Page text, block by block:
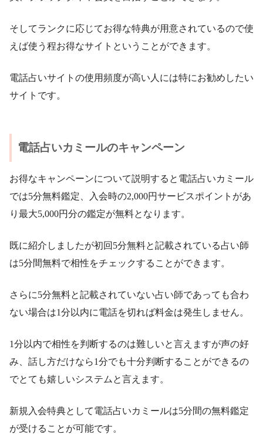
そしてランクに応じてお得な特典が用意されているので使
えば使う程お得なサイトということができます。
電話占いサイトの使用頻度が高い人には特にお勧めしたい
サイトです。
電話占いカミールのキャンペーン
お得なキャンペーンについて説明すると電話占いカミール
では5分無料鑑定、入会時の2,000円サービスポイントがあ
り最大5,000円分の鑑定が無料となります。
既に紹介しましたが初回5分無料と記載されている占い師
は5分間無料で相性をチェックすることができます。
さらに5分無料と記載されていない占い師であっても合わ
ない場合は1分以内に電話を切れば料金は発生しません。
1分以内で相性を判断するのは難しいと言えますが声の好
み、話し方だけなら1分でも十分判断することができるの
でとても嬉しいシステムと言えます。
新規入会特典として電話占いカミールは5分間の無料鑑定
が受けることが可能です。